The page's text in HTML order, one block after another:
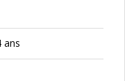
ans